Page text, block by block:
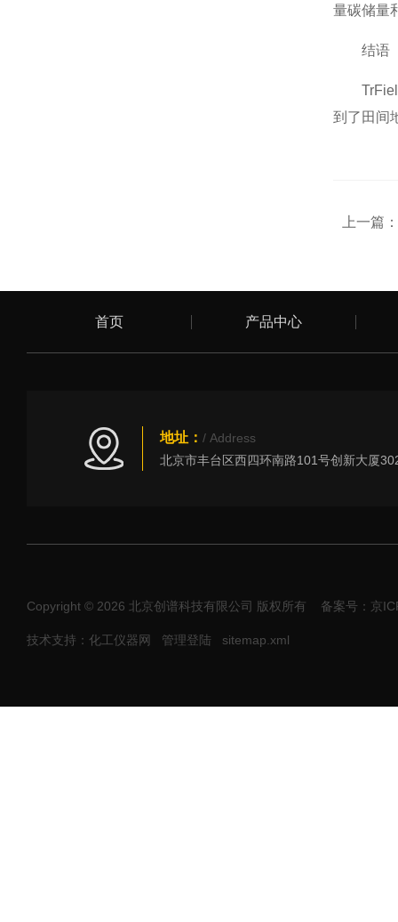
量碳储量
结语
到了田间
上一篇：
首页 产品中心
地址： / Address
Copyright © 2026 北京创谱科技有限公司 版权所有 备案号：京
技术支持：化工仪器网 管理登陆 sitemap.xml